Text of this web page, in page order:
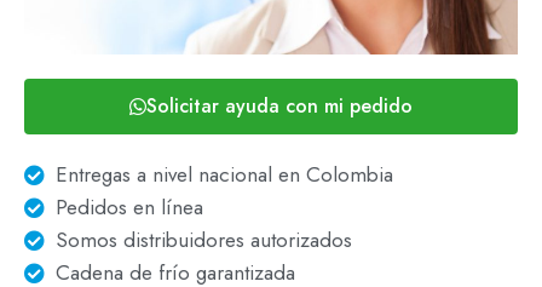
Solicitar ayuda con mi pedido
Entregas a nivel nacional en Colombia
Pedidos en línea
Somos distribuidores autorizados
Cadena de frío garantizada